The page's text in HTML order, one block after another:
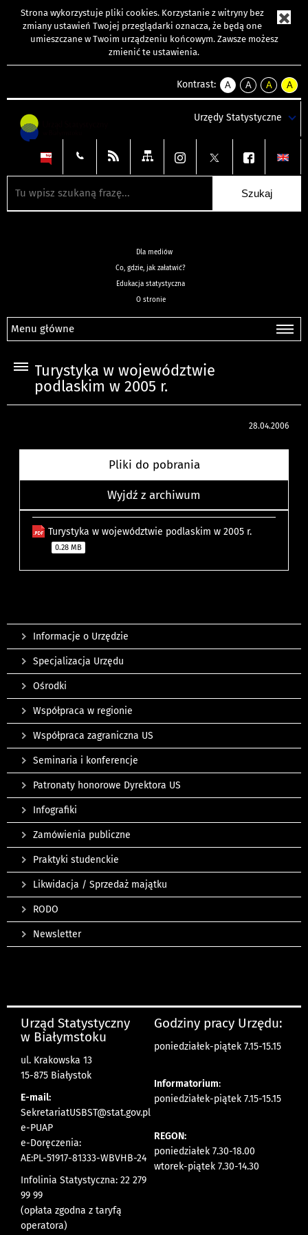
Strona wykorzystuje pliki cookies. Korzystanie z witryny bez
zmiany ustawień Twojej przeglądarki oznacza, że będą one
umieszczane w Twoim urządzeniu końcowym. Zawsze możesz
zmienić te ustawienia.
Kontrast:
A
kontrast
A
kontrast
tekst
czarnym
A
kontrast
tekst
czarnym
A
tekst
żółtym
Urzędy Statystyczne
Dla mediów
Co, gdzie, jak załatwić?
Edukacja statystyczna
O stronie
Menu główne
Turystyka w województwie
podlaskim w 2005 r.
28.04.2006
Pliki do pobrania
Wyjdź z archiwum
Turystyka w województwie podlaskim w 2005 r.
0.28 MB
Informacje o Urzędzie
Specjalizacja Urzędu
Ośrodki
Współpraca w regionie
Współpraca zagraniczna US
Seminaria i konferencje
Patronaty honorowe Dyrektora US
Infografiki
Zamówienia publiczne
Praktyki studenckie
Likwidacja / Sprzedaż majątku
RODO
Newsletter
Urząd Statystyczny
w Białymstoku
ul. Krakowska 13
15-875 Białystok
E-mail:
SekretariatUSBST@stat.gov.pl
e-PUAP
e-Doręczenia:
AE:PL-51917-81333-WBVHB-24
Infolinia Statystyczna: 22 279
99 99
(opłata zgodna z taryfą
operatora)
Godziny pracy Urzędu:
poniedziałek-piątek 7.15-15.15
Informatorium:
poniedziałek-piątek 7.15-15.15
REGON:
poniedziałek 7.30-18.00
wtorek-piątek 7.30-14.30